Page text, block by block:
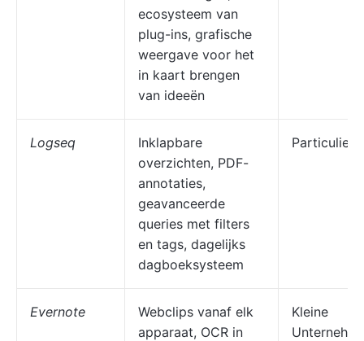
ecosysteem van
plug-ins, grafische
weergave voor het
in kaart brengen
van ideeën
Logseq
Inklapbare
overzichten, PDF-
annotaties,
geavanceerde
queries met filters
en tags, dagelijks
dagboeksysteem
Evernote
Webclips vanaf elk
apparaat, OCR in
Kleine